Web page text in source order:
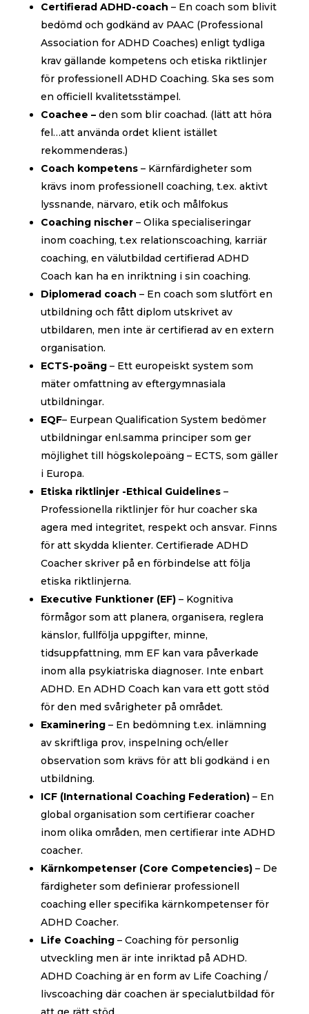
Certifierad ADHD-coach – En coach som blivit
bedömd och godkänd av PAAC (Professional
Association for ADHD Coaches) enligt tydliga
krav gällande kompetens och etiska riktlinjer
för professionell ADHD Coaching. Ska ses som
en officiell kvalitetsstämpel.
Coachee – den som blir coachad. (lätt att höra
fel…att använda ordet klient istället
rekommenderas.)
Coach kompetens– Kärnfärdigheter som
krävs inom professionell coaching, t.ex. aktivt
lyssnande, närvaro, etik och målfokus
Coaching nischer– Olika specialiseringar
inom coaching, t.ex relationscoaching, karriär
coaching, en välutbildad certifierad ADHD
Coach kan ha en inriktning i sin coaching.
Diplomerad coach – En coach som slutfört en
utbildning och fått diplom utskrivet av
utbildaren, men inte är certifierad av en extern
organisation.
ECTS-poäng– Ett europeiskt system som
mäter omfattning av eftergymnasiala
utbildningar.
EQF– Eurpean Qualification System bedömer
utbildningar enl.samma principer som ger
möjlighet till högskolepoäng – ECTS, som gäller
i Europa.
Etiska riktlinjer -Ethical Guidelines –
Professionella riktlinjer för hur coacher ska
agera med integritet, respekt och ansvar. Finns
för att skydda klienter. Certifierade ADHD
Coacher skriver på en förbindelse att följa
etiska riktlinjerna.
Executive Funktioner (EF)– Kognitiva
förmågor som att planera, organisera, reglera
känslor, fullfölja uppgifter, minne,
tidsuppfattning, mm EF kan vara påverkade
inom alla psykiatriska diagnoser. Inte enbart
ADHD. En ADHD Coach kan vara ett gott stöd
för den med svårigheter på området.
Examinering– En bedömning t.ex. inlämning
av skriftliga prov, inspelning och/eller
observation som krävs för att bli godkänd i en
utbildning.
ICF (International Coaching Federation)– En
global organisation som certifierar coacher
inom olika områden, men certifierar inte ADHD
coacher.
Kärnkompetenser (Core Competencies)– De
färdigheter som definierar professionell
coaching eller specifika kärnkompetenser för
ADHD Coacher.
Life Coaching– Coaching för personlig
utveckling men är inte inriktad på ADHD.
ADHD Coaching är en form av Life Coaching /
livscoaching där coachen är specialutbildad för